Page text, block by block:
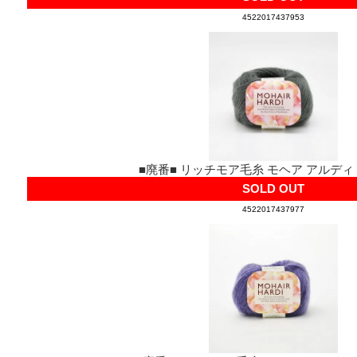
4522017437953
■廃番■ リッチモア毛糸 モヘア アルディ
SOLD OUT
4522017437977